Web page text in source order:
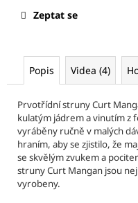
Zeptat se
Popis Videa (4)
Prvotřídní struny Curt
kulatým jádrem avinutím z
vyráběny ručně v malých
hraním, aby se zjistilo, že
se skvělým zvukem a
struny Curt Mangan jsou
vyrobeny.
o
u
č
u
j
e
m
e